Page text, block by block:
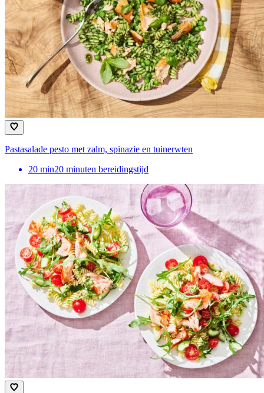
Pastasalade pesto met zalm, spinazie en tuinerwten
20 min20 minuten bereidingstijd